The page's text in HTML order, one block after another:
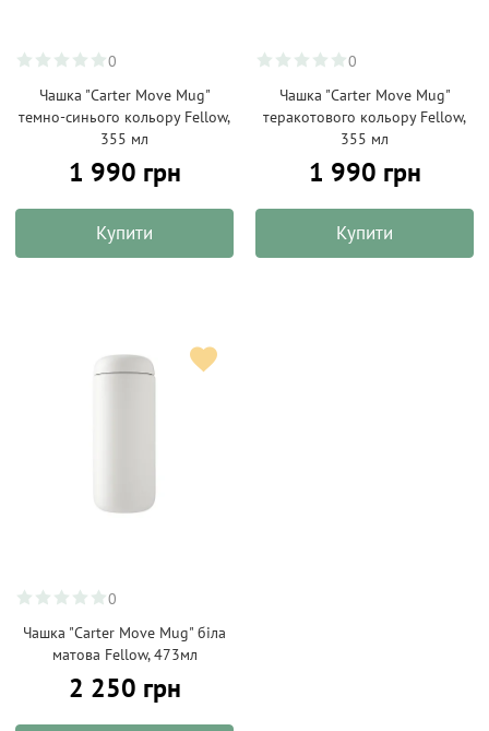
0
Чашка "Carter Move Mug"
темно-синього кольору Fellow,
355 мл
1 990 грн
Купити
0
Чашка "Carter Move Mug"
теракотового кольору Fellow,
355 мл
1 990 грн
Купити
0
Чашка "Carter Move Mug" біла
матова Fellow, 473мл
2 250 грн